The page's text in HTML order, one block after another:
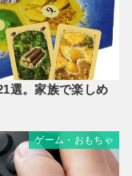
選。家族で楽しめ
ゲーム・おもちゃ